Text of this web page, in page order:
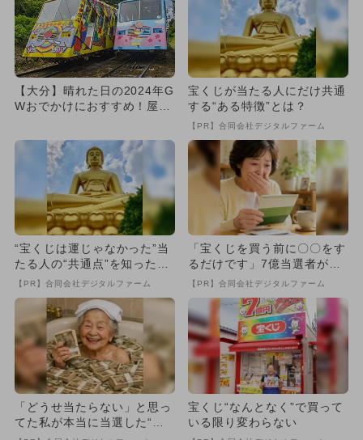
【大分】晴れた日の2024年G
Wおでかけにおすすめ！屋外
宝くじが当たる人にだけ共通
する“ある特徴”とは？
【PR】合同会社デジタルファーム
“宝くじは運じゃなかった”当
たる人の“共通点”を知っただ
け
【PR】合同会社デジタルファーム
「宝くじを買う前に〇〇をす
るだけです」7億当選者が続
出
【PR】合同会社デジタルファーム
「どうせ当たらない」と思っ
てた私が本当に当選した“買
宝くじ“なんとなく”で買って
いる限り変わらない